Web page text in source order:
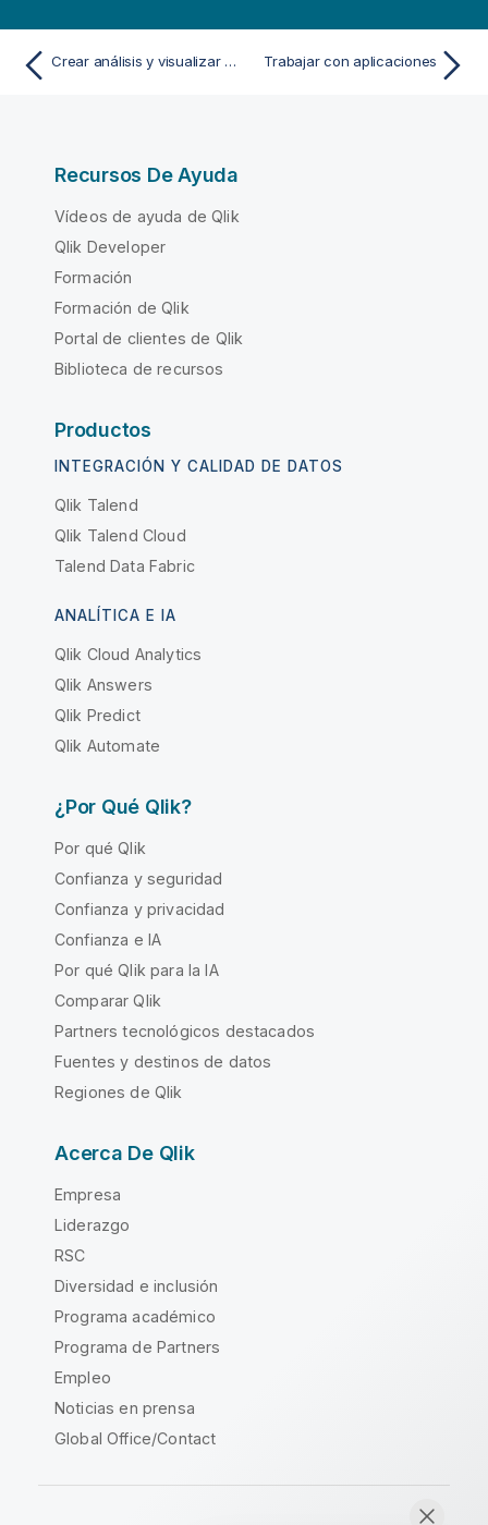
Crear análisis y visualizar datos Trabajar con aplicaciones
Recursos De Ayuda
Vídeos de ayuda de Qlik
Qlik Developer
Formación
Formación de Qlik
Portal de clientes de Qlik
Biblioteca de recursos
Productos
INTEGRACIÓN Y CALIDAD DE DATOS
Qlik Talend
Qlik Talend Cloud
Talend Data Fabric
ANALÍTICA E IA
Qlik Cloud Analytics
Qlik Answers
Qlik Predict
Qlik Automate
¿Por Qué Qlik?
Por qué Qlik
Confianza y seguridad
Confianza y privacidad
Confianza e IA
Por qué Qlik para la IA
Comparar Qlik
Partners tecnológicos destacados
Fuentes y destinos de datos
Regiones de Qlik
Acerca De Qlik
Empresa
Liderazgo
RSC
Diversidad e inclusión
Programa académico
Programa de Partners
Empleo
Noticias en prensa
Global Office/Contact